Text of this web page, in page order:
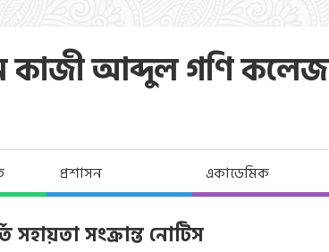
কাজী আব্দুল গণি কলেজ
প্রশাসন একাডেমিক
সহায়তা সংক্রান্ত নোটিস